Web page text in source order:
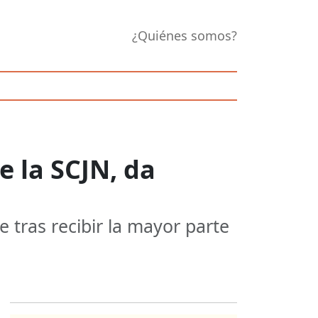
¿Quiénes somos?
SCJN, da
tras recibir la mayor parte